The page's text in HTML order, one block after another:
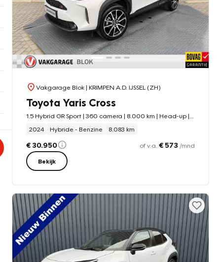
Vakgarage Blok| KRIMPEN A.D. IJSSEL (ZH)
Toyota Yaris Cross
2024
Hybride - Benzine 8.083 km
€ 30.950 of v.a. € 573 /mnd
Bekijk